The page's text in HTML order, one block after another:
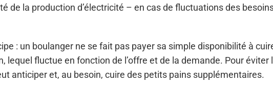
de la production d’électricité – en cas de fluctuations des
: un boulanger ne se fait pas payer sa simple disponibilité à
lequel fluctue en fonction de l’offre et de la demande. Pour
anticiper et, au besoin, cuire des petits pains supplémentaires.